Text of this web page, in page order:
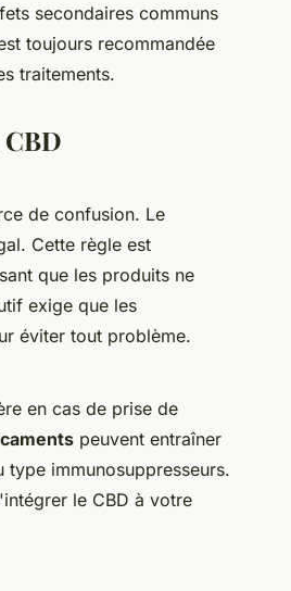
secondaires communs
toujours recommandée
traitements.
de confusion. Le
Cette règle est
que les produits ne
exige que les
éviter tout problème.
en cas de prise de
peuvent entraîner
immunosuppresseurs.
le CBD à votre